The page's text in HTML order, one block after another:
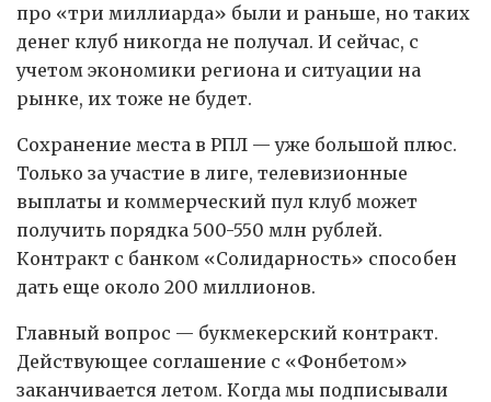
про «три миллиарда» были и раньше, но таких
денег клуб никогда не получал. И сейчас, с
учетом экономики региона и ситуации на
рынке, их тоже не будет.
Сохранение места в РПЛ — уже большой плюс.
Только за участие в лиге, телевизионные
выплаты и коммерческий пул клуб может
получить порядка 500-550 млн рублей.
Контракт с банком «Солидарность» способен
дать еще около 200 миллионов.
Главный вопрос — букмекерский контракт.
Действующее соглашение с «Фонбетом»
заканчивается летом. Когда мы подписывали